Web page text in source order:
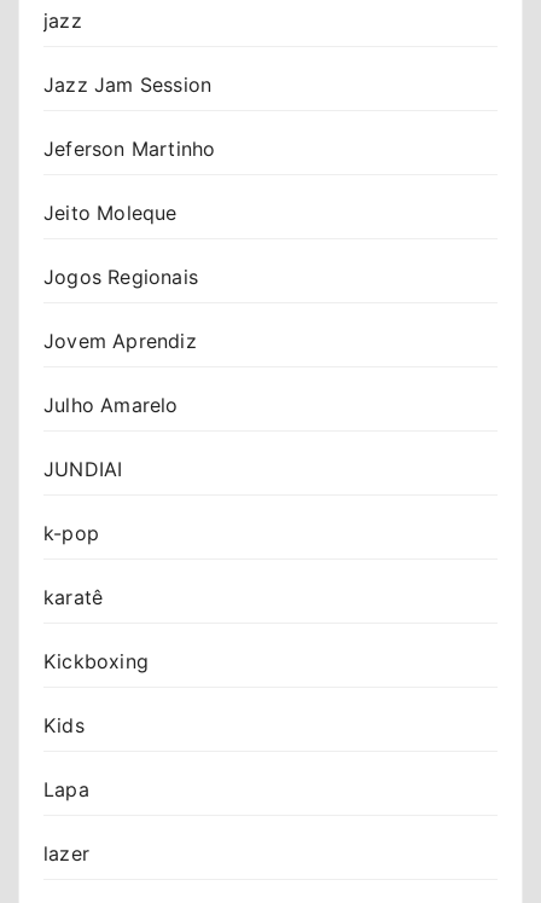
jazz
Jazz Jam Session
Jeferson Martinho
Jeito Moleque
Jogos Regionais
Jovem Aprendiz
Julho Amarelo
JUNDIAI
k-pop
karatê
Kickboxing
Kids
Lapa
lazer